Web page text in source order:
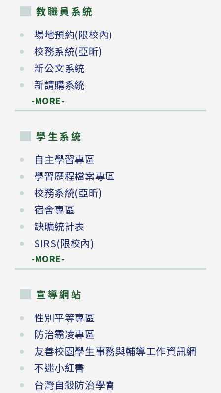
教職員系統
場地預約(限校內)
校務系統(亞昕)
新公文系統
新請購系統
-MORE-
學生系統
自主學習專區
學習歷程檔案專區
校務系統(亞昕)
宿舍專區
缺曠統計表
SIRS(限校內)
-MORE-
宣導網站
性別平等專區
防治霸凌專區
友善校園學生事務與輔導工作資訊網
不迷小紅書
台灣自殺防治學會